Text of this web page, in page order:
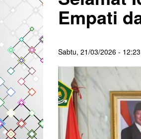
Empati
Sabtu, 21/03/2026 - 12:23